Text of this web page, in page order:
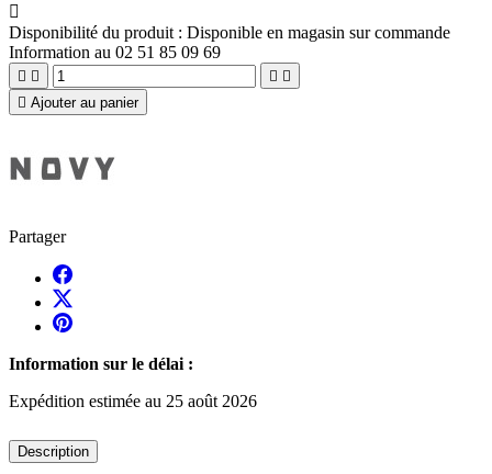

Disponibilité du produit : Disponible en magasin sur commande
Information au 02 51 85 09 69
   
 Ajouter au panier
Partager
Information sur le délai :
Expédition estimée au 25 août 2026
Description